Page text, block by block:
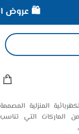
المنزلية المصممة
الماركات التي تناسب
🛍️ عروض